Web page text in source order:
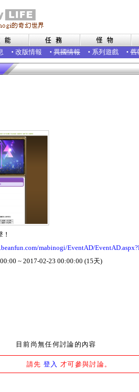
• 改版情報 • 異國情報 • 系列遊戲 • 舊
mabinogi/EventAD/
~ 2017-02-23 00:00:00 (15天)
目前尚無任何討論的內容
請先 登入 才可參與討論。